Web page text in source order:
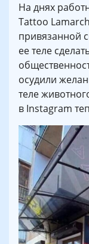
На днях
Tattoo
привязанной
ее теле
осудили
теле
в Instagram